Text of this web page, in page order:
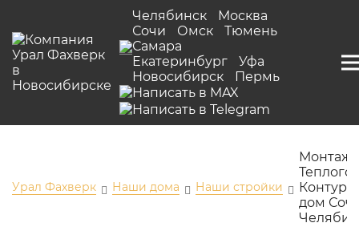
Челябинск
Москва
Сочи
Омск
Тюмень
Самара
Екатеринбург
Уфа
Новосибирск
Пермь
Урал Фахверк Наши дома Наши стройки
Монтаж
Теплого
Контура
дом